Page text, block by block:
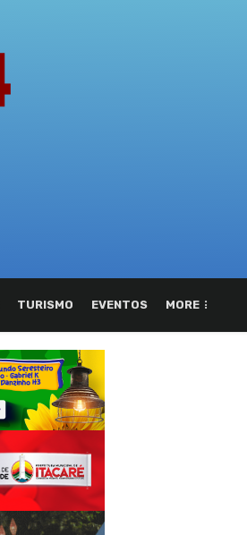
TURISMO EVENTOS MORE